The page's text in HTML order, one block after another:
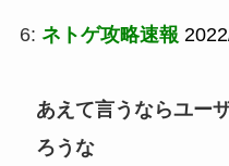
6: ネトゲ攻略速報
あえて言うならユー
ろうな